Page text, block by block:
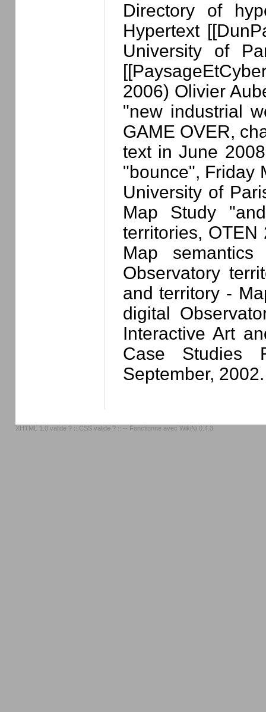
Directory of
Hypertext
University of
2006) Olivier
"new industrial
GAME OVER,
text in June
"bounce", Friday
University of
Map Study
territories,
Map
Observatory
and territory -
digital
Interactive Art
Case Studies
September, 2002.
XHTML 1.0 valide ? :: CSS valide ? :: -- Fonctionne avec WikiNi 0.4.3